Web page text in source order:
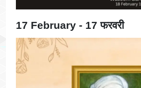
17 February - 17 फरवरी